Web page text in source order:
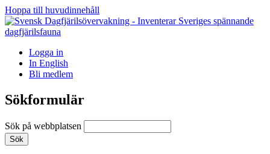
Hoppa till huvudinnehåll
Logga in
In English
Bli medlem
Sökformulär
Sök på webbplatsen